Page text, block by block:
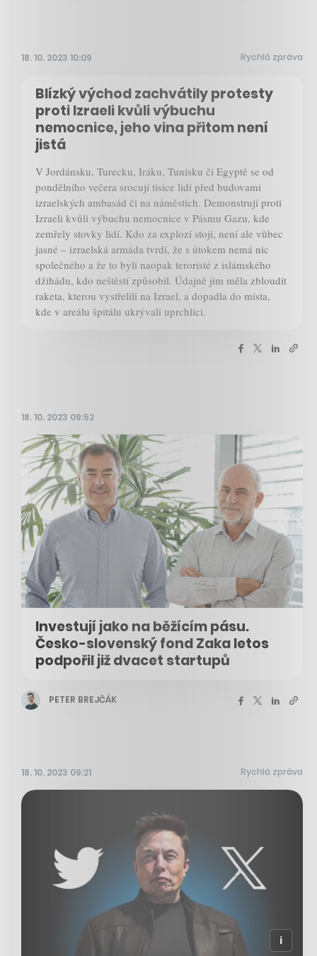
18. 10. 2023 10:09 Rychlá zpráva
Blízký východ zachvátily protesty
proti Izraeli kvůli výbuchu
nemocnice, jeho vina přitom není
jistá
V Jordánsku, Turecku, Iráku, Tunisku či Egyptě se od
pondělního večera srocují tisíce lidí před budovami
izraelských ambasád či na náměstích. Demonstrují proti
Izraeli kvůli výbuchu nemocnice v Pásmu Gazu, kde
zemřely stovky lidí. Kdo za explozí stojí, není ale vůbec
jasné – izraelská armáda tvrdí, že s útokem nemá nic
společného a že to byli naopak teroristé z islámského
džihádu, kdo neštěstí způsobil. Údajně jim měla zbloudit
raketa, kterou vystřelili na Izrael, a dopadla do místa,
kde v areálu špitálu ukrývali uprchlíci.
18. 10. 2023 09:52
Investují jako na běžícím pásu.
Česko-slovenský fond Zaka letos
podpořil již dvacet startupů
PETER BREJČÁK
18. 10. 2023 09:21 Rychlá zpráva